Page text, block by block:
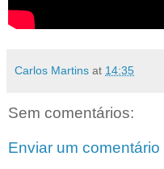
Carlos Martins at 14:35
Sem comentários:
Enviar um comentário